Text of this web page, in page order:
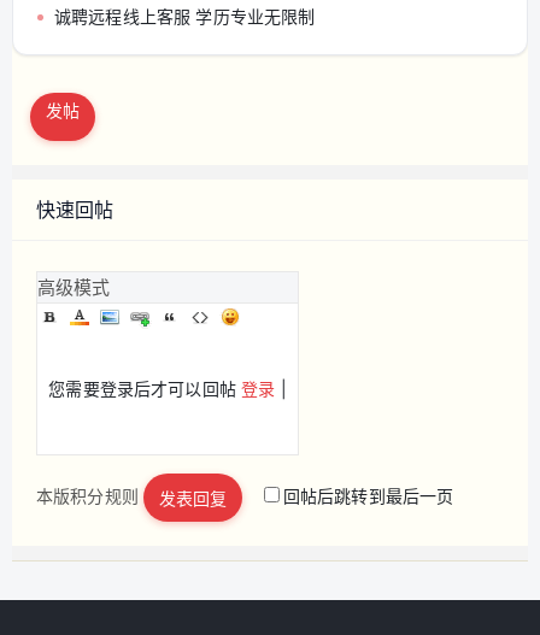
诚聘远程线上客服 学历专业无限制
发帖
快速回帖
高级模式
您需要登录后才可以回帖登录
立即注册
本版积分规则 发表回复 回帖后跳转到最后一页